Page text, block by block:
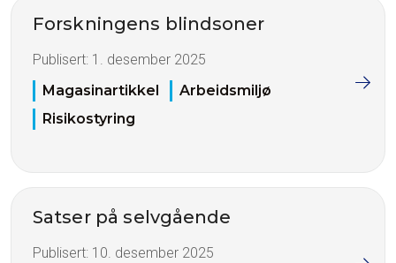
Forskningens blindsoner
Publisert: 1. desember 2025
Magasinartikkel
Arbeidsmiljø
Risikostyring
Satser på selvgående
Publisert: 10. desember 2025